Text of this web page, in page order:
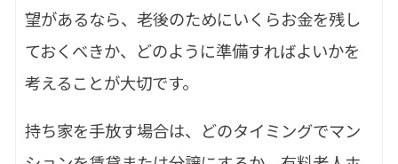
望があるなら、老後のためにいくらお金を残し
ておくべきか、どのように準備すればよいかを
考えることが大切です。
持ち家を手放す場合は、どのタイミングでマン